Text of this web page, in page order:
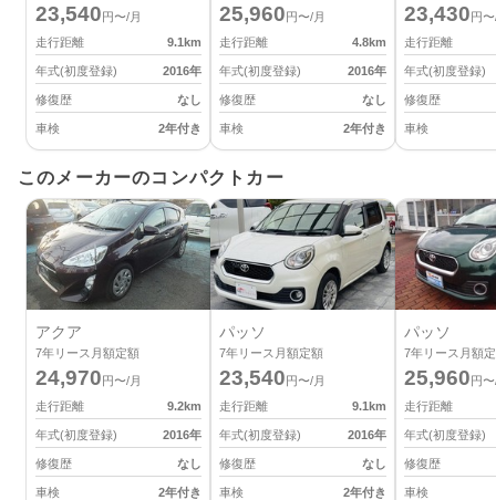
23,540円〜/月
走行距離
9.1km
年式(初度登録) 2016年
修復歴 なし
車検 2年付き
25,960円〜/月
走行距離
4.8km
年式(初度登録) 2016年
修復歴 なし
車検 2年付き
23,430円
走行距離
年式(初度登録)
修復歴
車検
このメーカーのコンパクトカー
アクア
7年リース月額定額
24,970円〜/月
走行距離
9.2km
年式(初度登録) 2016年
修復歴 なし
車検 2年付き
パッソ
7年リース月額定額
23,540円〜/月
走行距離
9.1km
年式(初度登録) 2016年
修復歴 なし
車検 2年付き
パッソ
7年リース月額
25,960円
走行距離
年式(初度登録)
修復歴
車検